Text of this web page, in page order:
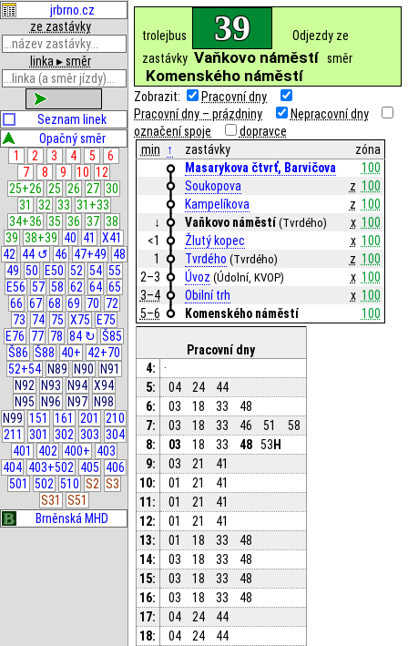
jrbrno.cz
ze zastávky
linka ▸ směr
Seznam linek
Opačný směr
1
2 3 4 5
6
7
8 9 10 12
25+26 25 26 27 30
31
32 33 31+33
34+36 35 36 37 38
39 38+39 40 41
X41
42 44 ↺ 46 47+49 48
49 50 E50 52 54 55
E56 57 58 62 64 65
66 67 68 69 70 72
73 74 75 X75
E75
E76 77 78 84 ↻ Š85
Š86 Š88 40+ 42+70
52+54 N89 N90
N91
N92
N93 N94 X94
N95
N96 N97 N98
N99 151 161 201
210
211
301 302 303 304
401
402 400+ 403
404 403+502 405 406
501
502 510 S2 S3
S31
S51
Brněnská MHD
trolejbus 39
Odjezdy ze
zastávky Vaňkovo náměstí směr
Komenského náměstí
Zobrazit:
Pracovní dny
Pracovní dny – prázdniny
Nepracovní dny
označení spoje
dopravce
min
↑ zastávky
zóna
Masarykova čtvrť, Barvičova
100
Soukopova
z 100
Kampelíkova
z 100
↓
Vaňkovo náměstí (Tvrdého) x 100
<1
Žlutý kopec x 100
1
Tvrdého (Tvrdého) z 100
2–3
Úvoz (Údolní, KVOP) x 100
3–4
Obilní trh x 100
5–6
Komenského náměstí 100
Pracovní dny
4:
·
5:
04 24
44
6:
03 18 33
48
7:
03 18 33 46 51
58
8:
03 18 33 48 53 H
9:
03 21
41
10:
01 21
41
11:
01 21
41
12:
01 21
41
13:
01 18 33
48
14:
03 18 33
48
15:
03 18 33
48
16:
03 18 33
48
17:
04 24
44
18:
04 24
44